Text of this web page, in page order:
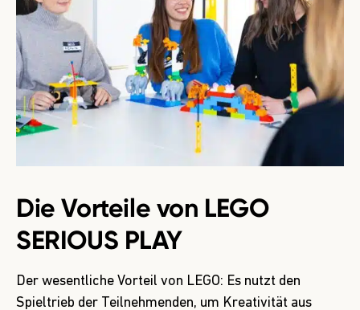
Die Vorteile von LEGO
SERIOUS PLAY
Der wesentliche Vorteil von LEGO: Es nutzt den
Spieltrieb der Teilnehmenden, um Kreativität aus